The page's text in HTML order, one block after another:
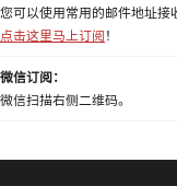
您可以使用常用的邮件地址接
点击这里马上订阅 ！
微信订阅：
微信扫描右侧二维码。